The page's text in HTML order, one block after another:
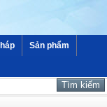
Sản phẩm